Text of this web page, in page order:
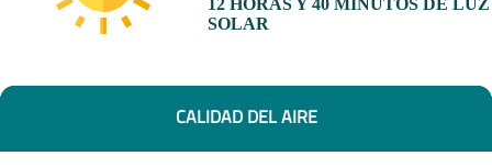
12 HORAS Y 40 MINUTOS DE LUZ
SOLAR
CALIDAD DEL AIRE